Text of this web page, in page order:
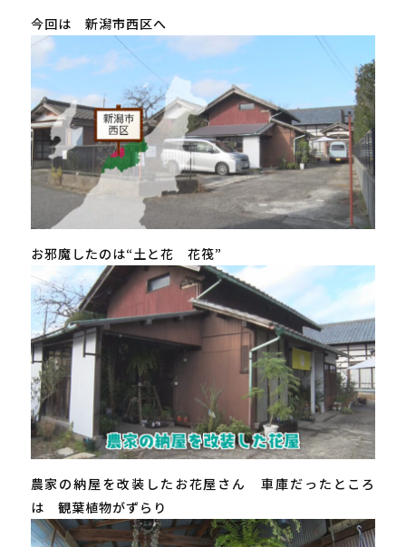
今回は 新潟市西区へ
お邪魔したのは“土と花 花筏”
農家の納屋を改装したお花屋さん 車庫だったところ
は 観葉植物がずらり